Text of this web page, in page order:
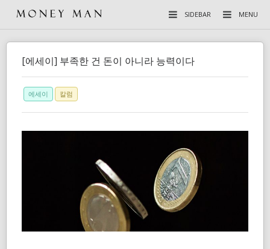
MENU
SIDEBAR
[에세이] 부족한 건 돈이 아니라 능력이다
에세이 칼럼